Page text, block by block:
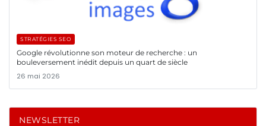
STRATÉGIES SEO
Google révolutionne son moteur de recherche : un
bouleversement inédit depuis un quart de siècle
26 mai 2026
NEWSLETTER